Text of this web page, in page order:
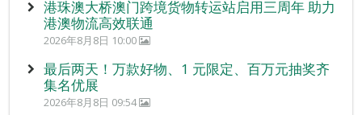
港珠澳大桥澳门跨境货物转运站启用三周年 助力
港澳物流高效联通
2026年8月8日 10:00
最后两天！万款好物、1 元限定、百万元抽奖齐
集名优展
2026年8月8日 09:54